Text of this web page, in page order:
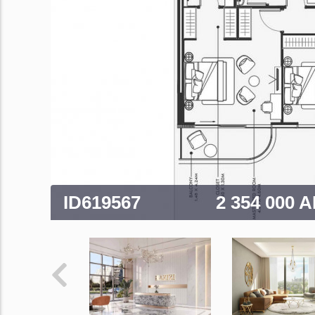
ID619567 2 354 000